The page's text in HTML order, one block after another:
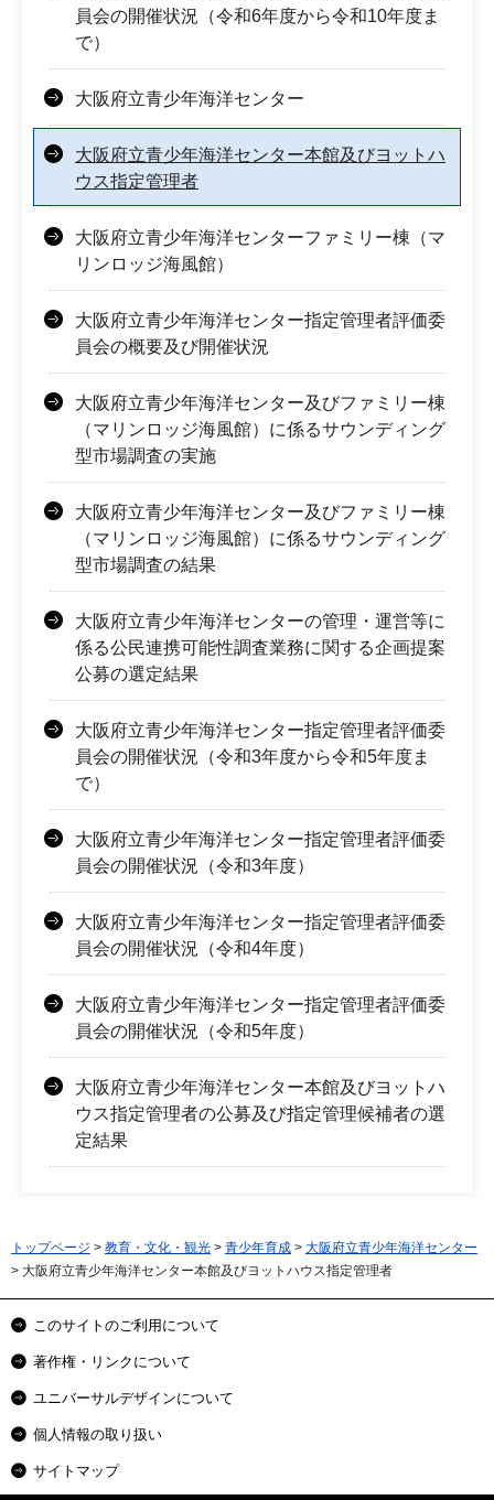
員会の開催状況（令和6年度から令和10年度ま
で）
大阪府立青少年海洋センター
大阪府立青少年海洋センター本館及びヨットハ
ウス指定管理者
大阪府立青少年海洋センターファミリー棟（マ
リンロッジ海風館）
大阪府立青少年海洋センター指定管理者評価委
員会の概要及び開催状況
大阪府立青少年海洋センター及びファミリー棟
（マリンロッジ海風館）に係るサウンディング
型市場調査の実施
大阪府立青少年海洋センター及びファミリー棟
（マリンロッジ海風館）に係るサウンディング
型市場調査の結果
大阪府立青少年海洋センターの管理・運営等に
係る公民連携可能性調査業務に関する企画提案
公募の選定結果
大阪府立青少年海洋センター指定管理者評価委
員会の開催状況（令和3年度から令和5年度ま
で）
大阪府立青少年海洋センター指定管理者評価委
員会の開催状況（令和3年度）
大阪府立青少年海洋センター指定管理者評価委
員会の開催状況（令和4年度）
大阪府立青少年海洋センター指定管理者評価委
員会の開催状況（令和5年度）
大阪府立青少年海洋センター本館及びヨットハ
ウス指定管理者の公募及び指定管理候補者の選
定結果
トップページ > 教育・文化・観光 > 青少年育成 > 大阪府立青少年海洋センター
> 大阪府立青少年海洋センター本館及びヨットハウス指定管理者
このサイトのご利用について
著作権・リンクについて
ユニバーサルデザインについて
個人情報の取り扱い
サイトマップ